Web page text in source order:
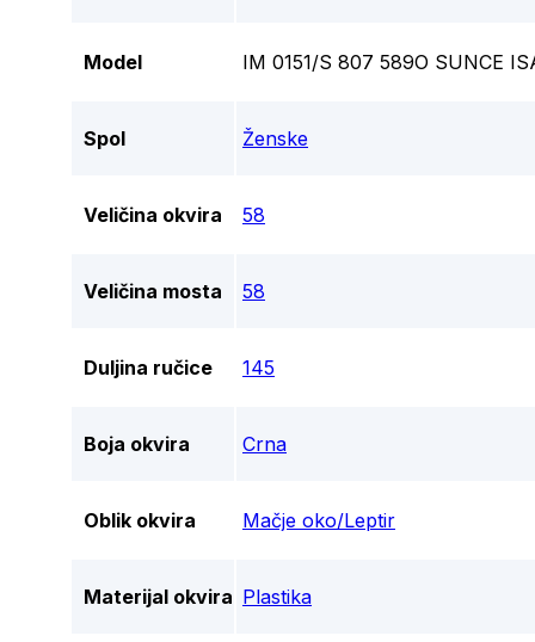
Model IM 0151/S 807 589O SUNCE
Spol Ženske
Veličina okvira 58
Veličina mosta 58
Duljina ručice 145
Boja okvira Crna
Oblik okvira Mačje oko/Leptir
Materijal okvira Plastika